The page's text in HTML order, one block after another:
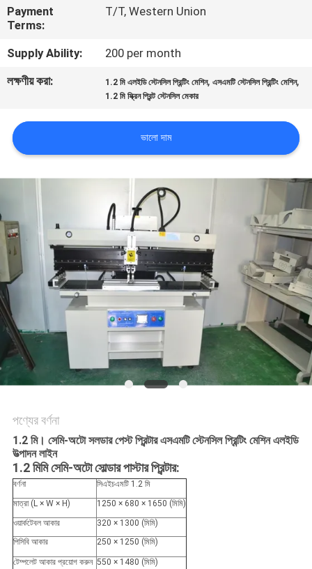
আমাদের
সাথে
যোগাযোগ
করুন
খবর
SHOPPING
LINE
সাইটম্যাপ
গোপনীয়তা
নীতি
Payment
Terms:
T/T, Western Union
Supply Ability:
200 per month
লক্ষণীয় করা:
1.2 মি এলইডি স্টেনসিল প্রিন্টিং মেশিন,এসএমটি স্টেনসিল প্রিন্টিং মেশিন,
1.2 মি স্ক্রিন প্রিন্ট স্টেনসিল মেকার
ভালো দাম
পণ্যের বর্ণনা
1.2 মি। সেমি-অটো সলডার পেস্ট প্রিন্টার এসএমটি স্টেনসিল প্রিন্টিং মেশিন এলইডি
উত্পাদন লাইন
1.2 মিমি সেমি-অটো সোল্ডার পাস্টার প্রিন্টার:
বর্ণনা
সিএইচএমটি 1.2 মি
মাত্রা (L × W × H)
1250 × 680 × 1650 (মিমি)
ওয়ার্কটেবল আকার
320 × 1300 (মিমি)
পিসিবি আকার
250 × 1250 (মিমি)
টেম্পলেট আকার প্রয়োগ করুন 550 × 1480 (মিমি)